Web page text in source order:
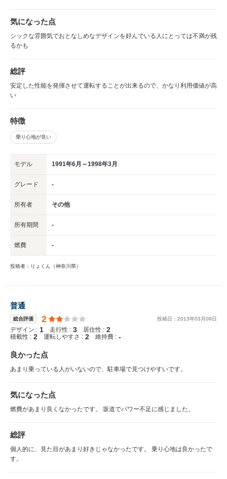
気になった点
シックな雰囲気でおとなしめなデザインを好んでいる人にとっては不満が残
るかも
総評
安定した性能を発揮させて運転することが出来るので、かなり利用価値が高
い
特徴
乗り心地が良い
モデル 1991年6月～1998年3月
グレード -
所有者 その他
所有期間 -
燃費 -
投稿者：りょくん（神奈川県）
普通
総合評価 2 投稿日： 2013年03 月09日
デザイン : 1 走行性 : 3 居住性 : 2
積載性 : 2 運転しやすさ : 2 維持費 : -
良かった点
あまり乗っている人がいないので、駐車場で見つけやすいです。
気になった点
燃費があまり良くなかったです。 坂道でパワー不足に感じました。
総評
個人的に、見た目があまり好きじゃなかったです。 乗り心地は良かったで
す。